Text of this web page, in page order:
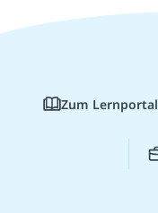
Zum Lernportal